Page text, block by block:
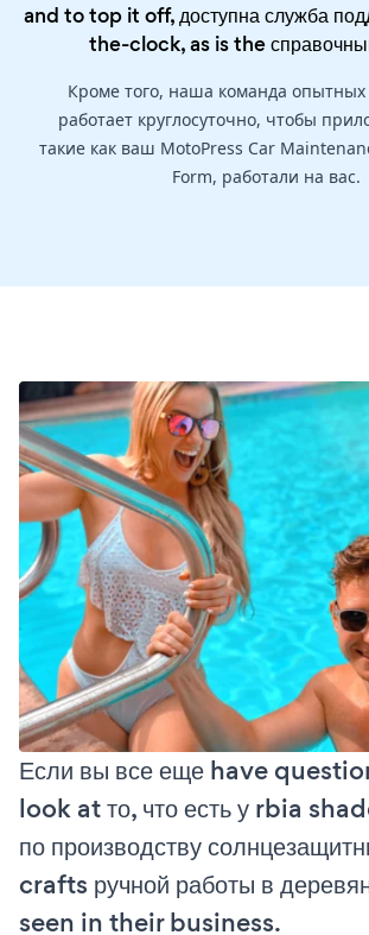
and to top it off, доступна служба
the-clock, as is the
Кроме того, наша команда
работает круглосуточно, чтобы
такие как ваш MotoPress Car
Form, работали на вас.
Если вы все еще have
look at то, что есть у rbia
по производству
crafts ручной работы в
seen in their business.